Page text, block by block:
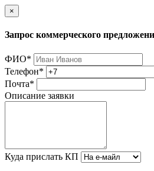
×
Запрос коммерческого
ФИО*
Телефон*
Почта*
Описание заявки
Куда прислать КП